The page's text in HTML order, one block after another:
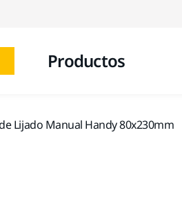
Productos
Lijado Manual Handy 80x230mm